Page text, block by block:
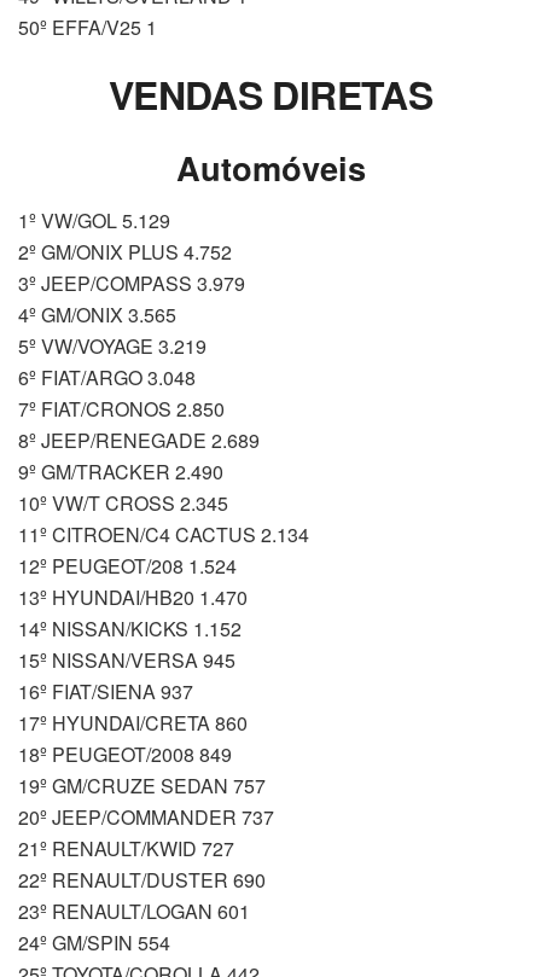
50º EFFA/V25 1
VENDAS DIRETAS
Automóveis
1º VW/GOL 5.129
2º GM/ONIX PLUS 4.752
3º JEEP/COMPASS 3.979
4º GM/ONIX 3.565
5º VW/VOYAGE 3.219
6º FIAT/ARGO 3.048
7º FIAT/CRONOS 2.850
8º JEEP/RENEGADE 2.689
9º GM/TRACKER 2.490
10º VW/T CROSS 2.345
11º CITROEN/C4 CACTUS 2.134
12º PEUGEOT/208 1.524
13º HYUNDAI/HB20 1.470
14º NISSAN/KICKS 1.152
15º NISSAN/VERSA 945
16º FIAT/SIENA 937
17º HYUNDAI/CRETA 860
18º PEUGEOT/2008 849
19º GM/CRUZE SEDAN 757
20º JEEP/COMMANDER 737
21º RENAULT/KWID 727
22º RENAULT/DUSTER 690
23º RENAULT/LOGAN 601
24º GM/SPIN 554